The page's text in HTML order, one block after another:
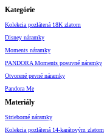
Kategórie
Kolekcia pozlátená 18K zlatom
Disney náramky
Moments náramky
PANDORA Moments posuvné náramky
Otvorené pevné náramky
Pandora Me
Materiály
Strieborné náramky
Kolekcia pozlátená 14-karátovým zlatom